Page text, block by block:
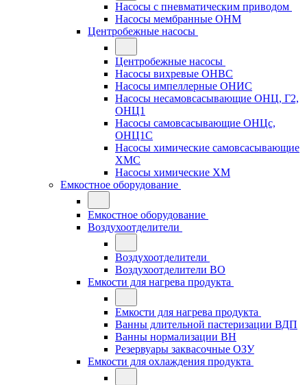
Насосы с пневматическим приводом
Насосы мембранные ОНМ
Центробежные насосы
Центробежные насосы
Насосы вихревые ОНВС
Насосы импеллерные ОНИС
Насосы несамовсасывающие ОНЦ, Г2,
ОНЦ1
Насосы самовсасывающие ОНЦс,
ОНЦ1С
Насосы химические самовсасывающие
ХМС
Насосы химические ХМ
Емкостное оборудование
Емкостное оборудование
Воздухоотделители
Воздухоотделители
Воздухоотделители ВО
Емкости для нагрева продукта
Емкости для нагрева продукта
Ванны длительной пастеризации ВДП
Ванны нормализации ВН
Резервуары заквасочные ОЗУ
Емкости для охлаждения продукта